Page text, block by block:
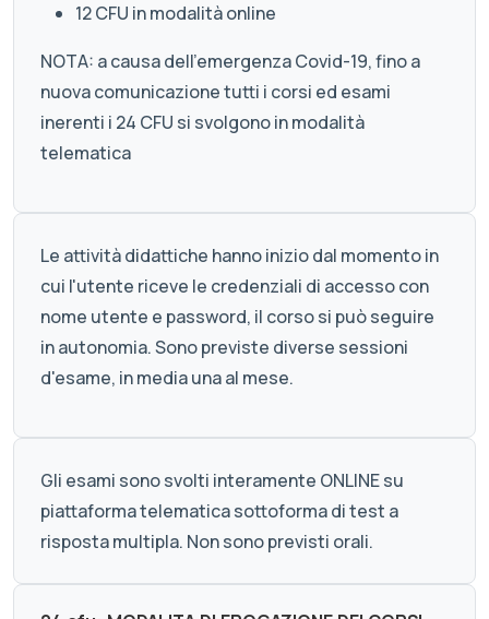
12 CFU in modalità online
NOTA: a causa dell'emergenza Covid-19, fino a
nuova comunicazione tutti i corsi ed esami
inerenti i 24 CFU si svolgono in modalità
telematica
Le attività didattiche hanno inizio dal momento in
cui l'utente riceve le credenziali di accesso con
nome utente e password, il corso si può seguire
in autonomia. Sono previste diverse sessioni
d'esame, in media una al mese.
Gli esami sono svolti interamente ONLINE su
piattaforma telematica sottoforma di test a
risposta multipla. Non sono previsti orali.